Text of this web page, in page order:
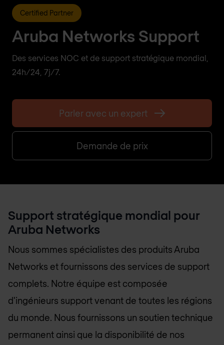
Certified Partner
Aruba Networks Support
Des services NOC et de support stratégique mondial,
24h/24, 7j/7.
Parler avec un expert
Demande de prix
Support stratégique mondial pour
Aruba Networks
Nous sommes spécialistes des produits Aruba
Networks et fournissons des services de support
complets. Notre équipe est composée
d'ingénieurs support venant de toutes les régions
du monde. Nous fournissons un soutien technique
permanent ainsi que la disponibilité de nos